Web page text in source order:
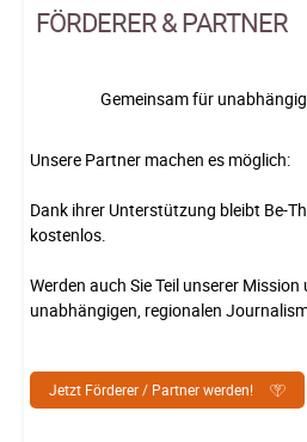
FÖRDERER & PARTNER
Gemeinsam für
Unsere Partner machen es möglich:
Dank ihrer Unterstützung bleibt Be-
kostenlos.
Werden auch Sie Teil unserer
unabhängigen, regionalen
Jetzt Förderer / Partner werden!